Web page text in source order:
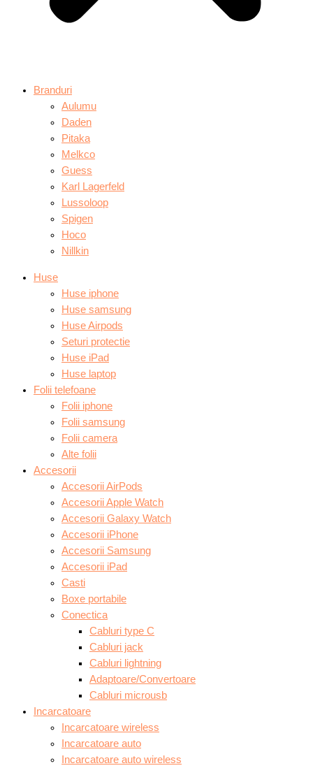
Branduri
Aulumu
Daden
Pitaka
Melkco
Guess
Karl Lagerfeld
Lussoloop
Spigen
Hoco
Nillkin
Huse
Huse iphone
Huse samsung
Huse Airpods
Seturi protectie
Huse iPad
Huse laptop
Folii telefoane
Folii iphone
Folii samsung
Folii camera
Alte folii
Accesorii
Accesorii AirPods
Accesorii Apple Watch
Accesorii Galaxy Watch
Accesorii iPhone
Accesorii Samsung
Accesorii iPad
Casti
Boxe portabile
Conectica
Cabluri type C
Cabluri jack
Cabluri lightning
Adaptoare/Convertoare
Cabluri microusb
Incarcatoare
Incarcatoare wireless
Incarcatoare auto
Incarcatoare auto wireless